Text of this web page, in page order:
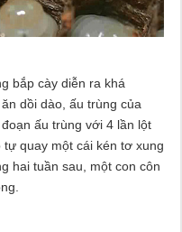
bắp cày diễn ra khá
dồi dào, ấu trùng của
ấu trùng với 4 lần lột
quay một cái kén tơ xung
hai tuần sau, một con côn